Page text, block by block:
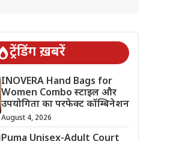
ट्रेंडिंग ख़बरें
INOVERA Hand Bags for
Women Combo स्टाइल और
उपयोगिता का परफेक्ट कॉम्बिनेशन
August 4, 2026